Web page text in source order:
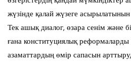
жүзінде қалай жүзеге
Тек ашық диалог, өзара сенім және
ғана конституциялық
азаматтардың өмір сапасын